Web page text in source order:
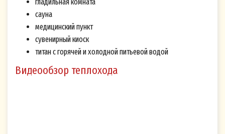
сауна
медицинский пункт
сувенирный киоск
титан с горячей и холодной питьевой водой
Видеообзор теплохода